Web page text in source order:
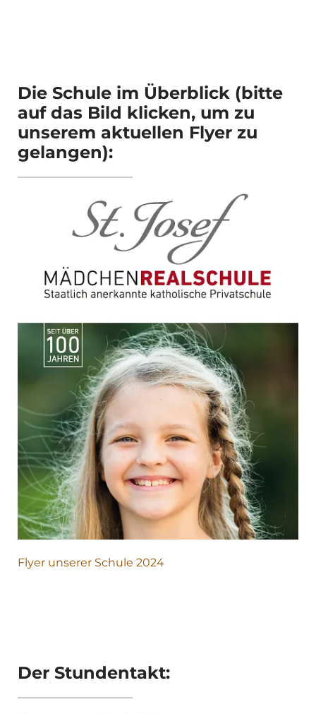
Die Schule im Überblick (bitte
auf das Bild klicken, um zu
unserem aktuellen Flyer zu
gelangen):
Flyer unserer Schule 2024
Der Stundentakt: